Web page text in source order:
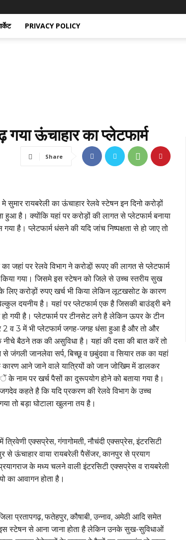
PRIVACY POLICY
ऊंचाहार का प्लेटफार्म
Share
सुमार रायबरेली का ऊंचाहार रेलवे स्टेषन इन दिनो करोड़ों
हुआ है। क्योंकि यहां पर करोड़ों की लागत से प्लेटफार्म बनाया
है। प्लेटफार्म धंसने की यदि जांच निष्पक्षता से हो जाए तो
जहां पर रेलवे विभाग ने करोडा़ें रूपए की लागत से प्लेटफार्म
किया गया। जिसमे इस स्टेषन को जिले से उच्च स्तरीय सुख
लिए करोड़ों रुपए खर्च भी किया लेकिन लूटखसोट के कारण
दयनीय है। यहां पर प्लेटफार्म एक है जिसकी बाउंड्री बने
हो गयी है। प्लेटफार्म पर टीनसेट लगे है लेकिन ऊपर के टीन
2 व 3 में भी प्लेटफार्म जगह-जगह धंसा हुआ है और तो और
बैठने तक की असुविधा है। यहां की दसा की बात करें तो
जंगली जानलेवा सर्प, बिच्छू व छबुंदवा व सियार तक का यहां
कारण आने जाने वाले यात्रियों को जान जोखिम में डालकर
नाम पर खर्च पैसों का दुरूपयोग होने को बताया गया है।
जगदेव कहते है कि यदि प्रकरण की रेलवे विभाग के उच्च
तो बड़ा घोटाला खुलना तय है।
एक्सप्रेस, गंगागोमती, नौचंदी एक्सप्रेस, इंटरसिटी
ऊंचाहार वाया रायबरेली पैसेंजर, कानपुर से प्रयाग
के मध्य चलने वाली इंटरसिटी एक्सप्रेस व रायबरेली
का आवागन होता है।
प्रतापगढ़, फतेहपुर, कौषाबी, उन्नाव, अमेठी आदि समेत
इस स्टेषन से आना जाना होता है लेकिन उनके सुख-सुविधाओं